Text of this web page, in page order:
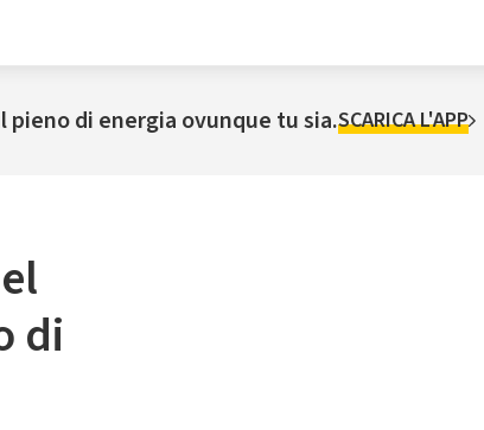
pieno di energia ovunque tu sia.SCARICA L'APP
di